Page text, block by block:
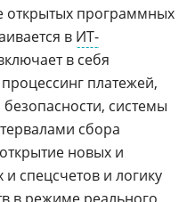
открытых программных
в ИТ-
в себя
платежей,
системы
сбора
новых и
спецсчетов и логику